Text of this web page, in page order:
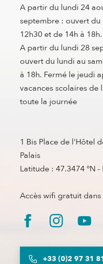
A partir du lundi 24
septembre : ouvert du
12h30 et de 14h à 18h.
A partir du lundi 28
ouvert du lundi au
à 18h. Fermé le jeudi
vacances scolaires de
toute la journée
1 Bis Place de l'Hôtel
Palais
Latitude : 47.3474 °N
Accès wifi gratuit
+33 (0)2 97 31